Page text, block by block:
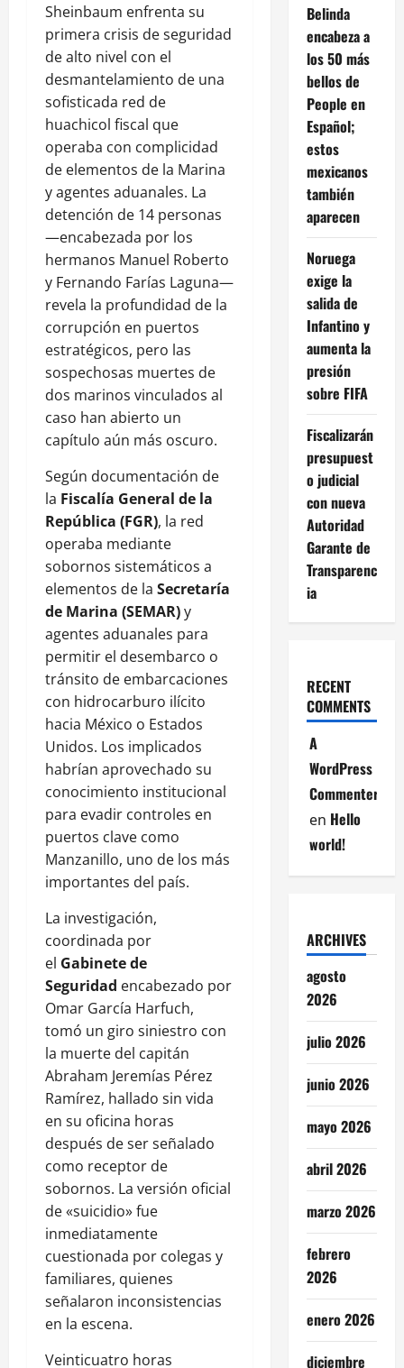
Sheinbaum enfrenta su
primera crisis de seguridad
de alto nivel con el
desmantelamiento de una
sofisticada red de
huachicol fiscal que
operaba con complicidad
de elementos de la Marina
y agentes aduanales. La
detención de 14 personas
—encabezada por los
hermanos Manuel Roberto
y Fernando Farías Laguna—
revela la profundidad de la
corrupción en puertos
estratégicos, pero las
sospechosas muertes de
dos marinos vinculados al
caso han abierto un
capítulo aún más oscuro.
Según documentación de
la Fiscalía General de la
República (FGR), la red
operaba mediante
sobornos sistemáticos a
elementos de la Secretaría
de Marina (SEMAR)y
agentes aduanales para
permitir el desembarco o
tránsito de embarcaciones
con hidrocarburo ilícito
hacia México o Estados
Unidos. Los implicados
habrían aprovechado su
conocimiento institucional
para evadir controles en
puertos clave como
Manzanillo, uno de los más
importantes del país.
La investigación,
coordinada por
el Gabinete de
Seguridad encabezado por
Omar García Harfuch,
tomó un giro siniestro con
la muerte del capitán
Abraham Jeremías Pérez
Ramírez, hallado sin vida
en su oficina horas
después de ser señalado
como receptor de
sobornos. La versión oficial
de «suicidio» fue
inmediatamente
cuestionada por colegas y
familiares, quienes
señalaron inconsistencias
en la escena.
Veinticuatro horas
Belinda
encabeza a
los 50 más
bellos de
People en
Español;
estos
mexicanos
también
aparecen
Noruega
exige la
salida de
Infantino y
aumenta la
presión
sobre FIFA
Fiscalizarán
presupuest
o judicial
con nueva
Autoridad
Garante de
Transparenc
ia
RECENT
COMMENTS
A
WordPress
Commenter
en Hello
world!
ARCHIVES
agosto
2026
julio 2026
junio 2026
mayo 2026
abril 2026
marzo 2026
febrero
2026
enero 2026
diciembre